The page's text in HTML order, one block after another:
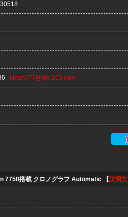
clean777@vip.163.com
7750搭載 クロノグラフ Automatic 【説明文